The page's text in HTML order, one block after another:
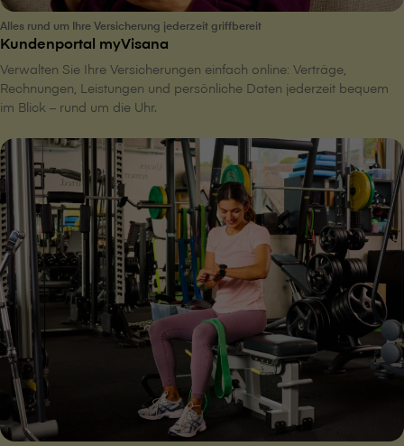
Alles rund um Ihre Versicherung jederzeit griffbereit
Kundenportal myVisana
Verwalten Sie Ihre Versicherungen einfach online: Verträge,
Rechnungen, Leistungen und persönliche Daten jederzeit bequem
im Blick – rund um die Uhr.